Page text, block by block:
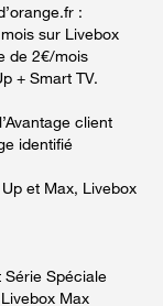
:
sur Livebox
de 2€/mois
+ Smart TV.
client
identifié
et Max, Livebox
Spéciale
Max